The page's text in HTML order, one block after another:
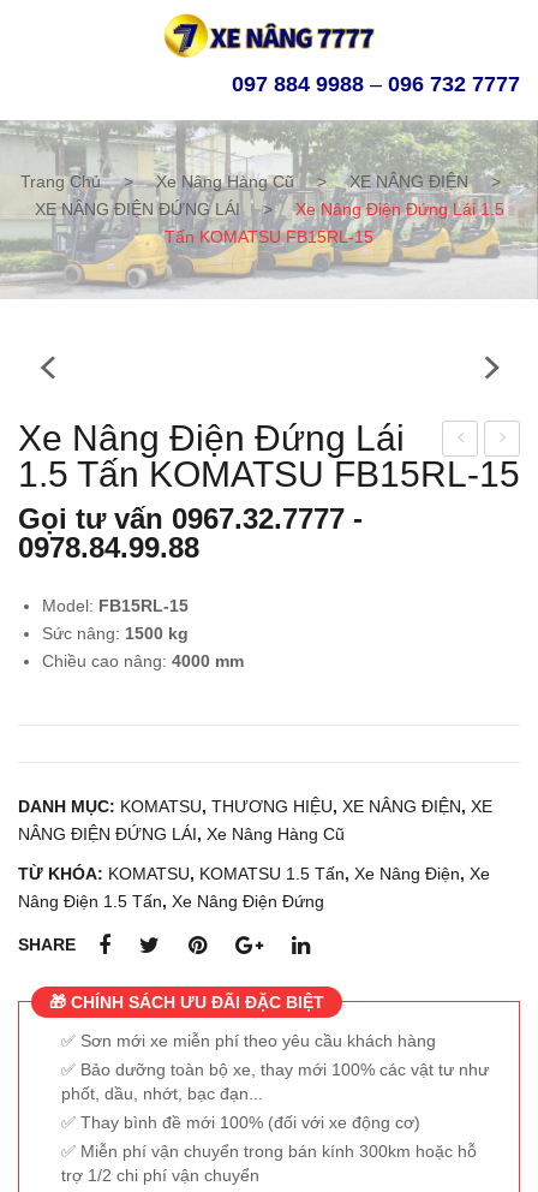
097 884 9988 – 096 732 7777
Trang Chủ > Xe Nâng Hàng Cũ > XE NÂNG ĐIỆN
>
XE NÂNG ĐIỆN ĐỨNG LÁI
>
Xe Nâng Điện Đứng Lái 1.5
Tấn KOMATSU FB15RL-15
U
5-
e
5RL
Xe Nâng Điện Đứng Lái
1.5 Tấn KOMATSU FB15RL-15
Gọi tư vấn 0967.32.7777 -
0978.84.99.88
Model: FB15RL-15
Sức nâng: 1500 kg
Chiều cao nâng: 4000 mm
DANH MỤC: KOMATSU, THƯƠNG HIỆU, XE NÂNG ĐIỆN, XE
NÂNG ĐIỆN ĐỨNG LÁI, Xe Nâng Hàng Cũ
TỪ KHÓA: KOMATSU, KOMATSU 1.5 Tấn, Xe Nâng Điện, Xe
Nâng Điện 1.5 Tấn, Xe Nâng Điện Đứng
SHARE
🎁 CHÍNH SÁCH ƯU ĐÃI ĐẶC BIỆT
Sơn mới xe miễn phí theo yêu cầu khách hàng
Bảo dưỡng toàn bộ xe, thay mới 100% các vật tư như
phốt, dầu, nhớt, bạc đạn...
Thay bình đề mới 100% (đối với xe động cơ)
Miễn phí vận chuyển trong bán kính 300km hoặc hỗ
trợ 1/2 chi phí vận chuyển